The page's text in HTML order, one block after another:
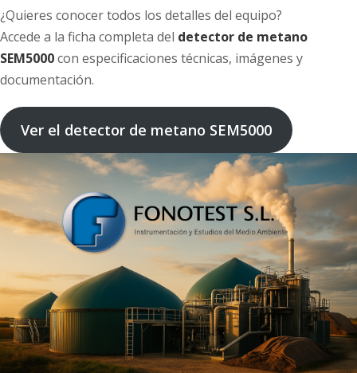
¿Quieres conocer todos los detalles del equipo?
Accede a la ficha completa del detector de metano
SEM5000con especificaciones técnicas, imágenes y
documentación.
Ver el detector de metano SEM5000